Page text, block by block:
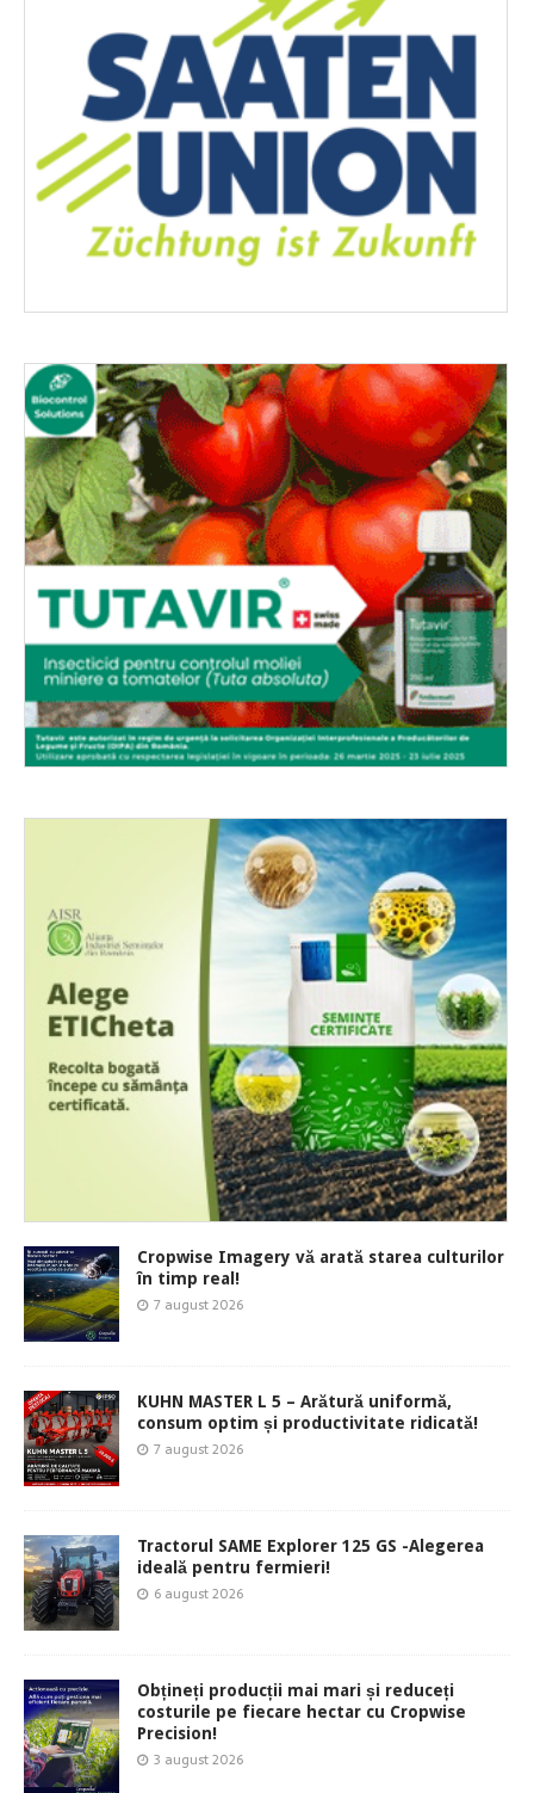
Cropwise Imagery vă arată starea culturilor
în timp real!
7 august 2026
KUHN MASTER L 5 – Arătură uniformă,
consum optim și productivitate ridicată!
7 august 2026
Tractorul SAME Explorer 125 GS -Alegerea
ideală pentru fermieri!
6 august 2026
Obțineți producții mai mari și reduceți
costurile pe fiecare hectar cu Cropwise
Precision!
3 august 2026